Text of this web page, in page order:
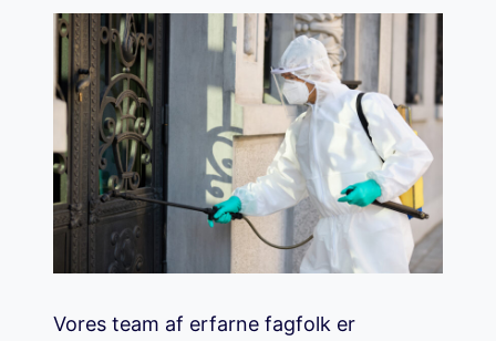
Vores team af erfarne fagfolk er